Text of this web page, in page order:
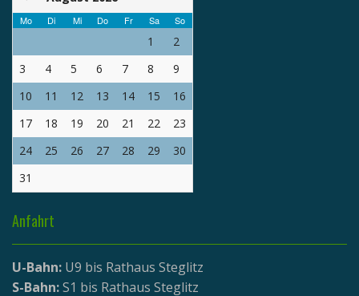
Mo Di Mi Do Fr Sa So
1
2
3
4 5 6 7 8
9
10
11 12 13 14 15
16
17
18 19 20 21 22
23
24
25 26 27 28 29
30
31
Anfahrt
U-Bahn: U9 bis Rathaus Steglitz
S-Bahn:S1 bis Rathaus Steglitz